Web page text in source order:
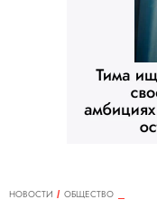
НОВОСТИ
ОБЩЕСТВО